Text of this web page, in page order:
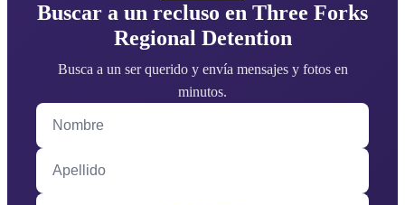
Buscar a un recluso en Three Forks
Regional Detention
Busca a un ser querido y envía mensajes y fotos en
minutos.
Nombre
Apellido